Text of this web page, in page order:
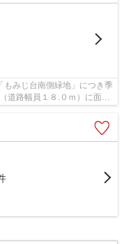
みじ台南側緑地」につき季
道路幅員１８.０ｍ）に面し
...